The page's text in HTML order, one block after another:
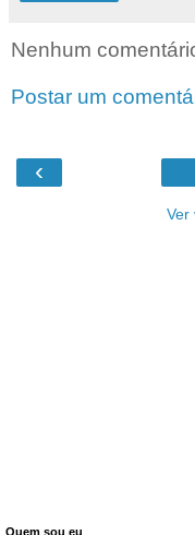
Nenhum
Postar um
‹
Ver
Quem sou eu